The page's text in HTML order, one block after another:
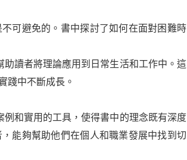
可避免的。書中探討了如何在面對困難時
讀者將理論應用到日常生活和工作中。這
踐中不斷成長。
和實用的工具，使得書中的理念既有深度
能夠幫助他們在個人和職業發展中找到切